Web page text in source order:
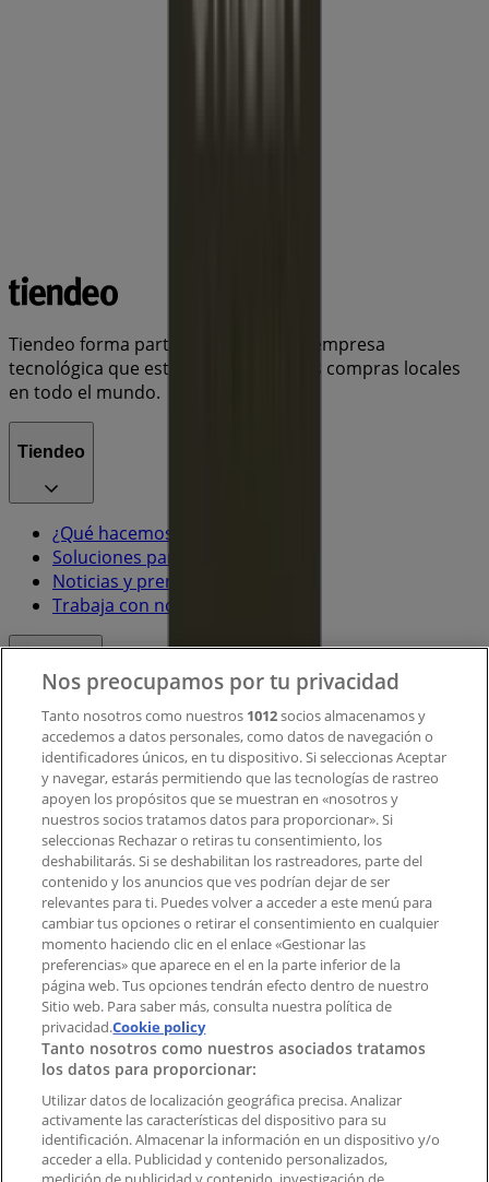
Tiendeo forma parte de Shopfully, la empresa
tecnológica que está reinventando las compras locales
en todo el mundo.
Tiendeo
¿Qué hacemos?
Soluciones para empresas
Noticias y prensa
Trabaja con nosotros
Contacto comercial y de marketing
Tienda mal colocada en el mapa
Notificar un folleto
¿Encontraste un problema en la web o en la
aplicación?
Índices
Marcas
Marcas locales
Negocios
Negocios cercanos
Productos
Productos locales
Ciudades
Descargar la APP Tiendeo
Nos preocupamos por tu privacidad
Tanto nosotros como nuestros 1012socios almacenamos y
accedemos a datos personales, como datos de navegación o
identificadores únicos, en tu dispositivo. Si seleccionas Aceptar
y navegar, estarás permitiendo que las tecnologías de rastreo
apoyen los propósitos que se muestran en «nosotros y
nuestros socios tratamos datos para proporcionar». Si
seleccionas Rechazar o retiras tu consentimiento, los
deshabilitarás. Si se deshabilitan los rastreadores, parte del
contenido y los anuncios que ves podrían dejar de ser
relevantes para ti. Puedes volver a acceder a este menú para
cambiar tus opciones o retirar el consentimiento en cualquier
momento haciendo clic en el enlace «Gestionar las
preferencias» que aparece en el en la parte inferior de la
página web. Tus opciones tendrán efecto dentro de nuestro
Sitio web. Para saber más, consulta nuestra política de
privacidad.Cookie policy
Tanto nosotros como nuestros asociados tratamos
los datos para proporcionar:
Utilizar datos de localización geográfica precisa. Analizar
activamente las características del dispositivo para su
identificación. Almacenar la información en un dispositivo y/o
acceder a ella. Publicidad y contenido personalizados,